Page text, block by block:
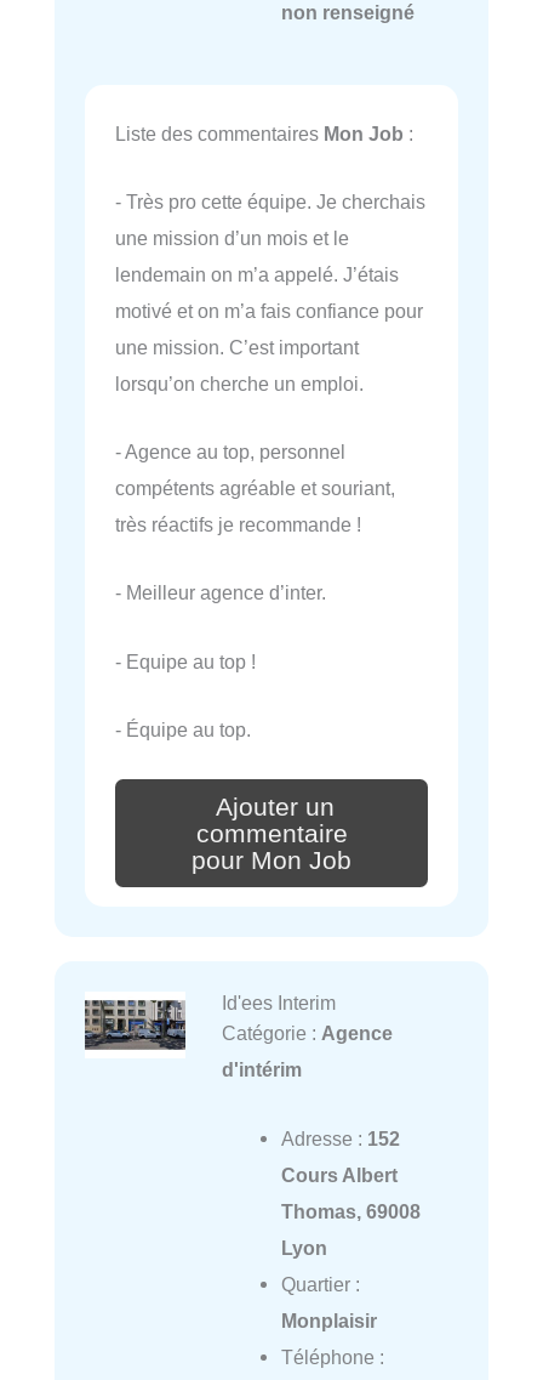
non renseigné
Liste des commentaires Mon Job :
- Très pro cette équipe. Je cherchais
une mission d’un mois et le
lendemain on m’a appelé. J’étais
motivé et on m’a fais confiance pour
une mission. C’est important
lorsqu’on cherche un emploi.
- Agence au top, personnel
compétents agréable et souriant,
très réactifs je recommande !
- Meilleur agence d’inter.
- Equipe au top !
- Équipe au top.
Ajouter un
commentaire
pour Mon Job
Id'ees Interim
Catégorie : Agence
d'intérim
Adresse : 152
Cours Albert
Thomas, 69008
Lyon
Quartier :
Monplaisir
Téléphone :